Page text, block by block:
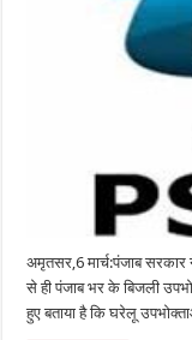
अमृतसर,6 मार्च:पंजाब
से ही पंजाब भर के बिजली
हुए बताया है कि घरेलू